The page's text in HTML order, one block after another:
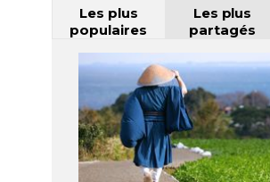
Les plus
populaires
Les plus
partagés